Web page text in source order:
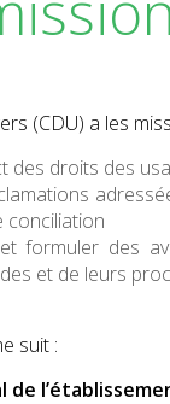
(CDU) a les
des droits des
conciliation
formuler des
et de leurs
suit :
de